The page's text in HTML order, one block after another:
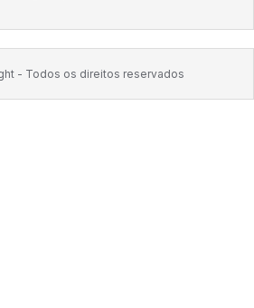
- Todos os direitos reservados